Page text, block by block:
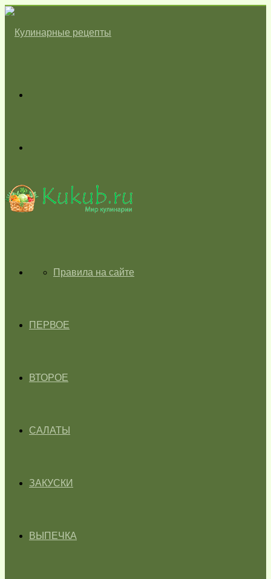
skin
ГЛАВНАЯПравила на сайте
ПЕРВОЕ
ВТОРОЕ
САЛАТЫ
ЗАКУСКИ
ВЫПЕЧКА